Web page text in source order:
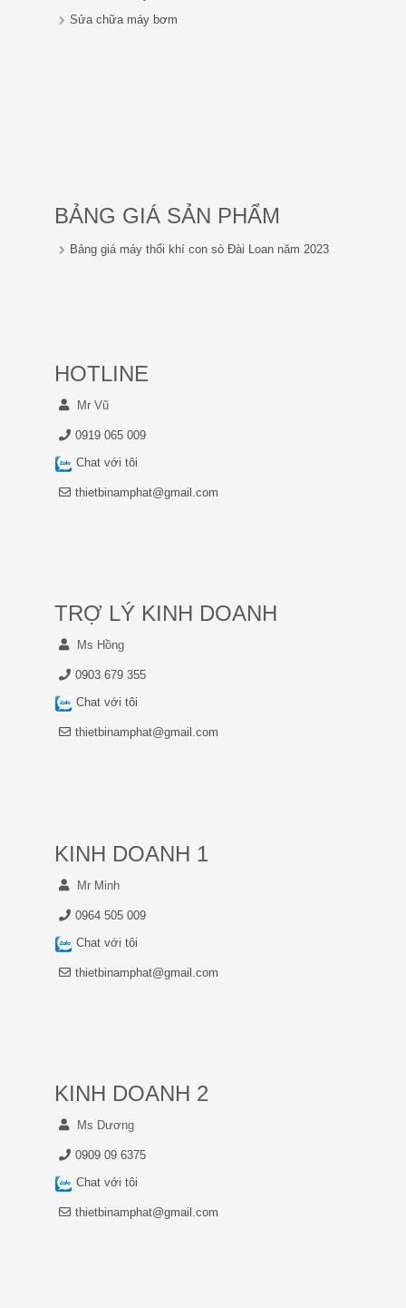
Sửa chữa máy bơm
BẢNG GIÁ SẢN PHẨM
Bảng giá máy thổi khí con sò Đài Loan năm 2023
HOTLINE
Mr Vũ
0919 065 009
Chat với tôi
thietbinamphat@gmail.com
TRỢ LÝ KINH DOANH
Ms Hồng
0903 679 355
Chat với tôi
thietbinamphat@gmail.com
KINH DOANH 1
Mr Minh
0964 505 009
Chat với tôi
thietbinamphat@gmail.com
KINH DOANH 2
Ms Dương
0909 09 6375
Chat với tôi
thietbinamphat@gmail.com